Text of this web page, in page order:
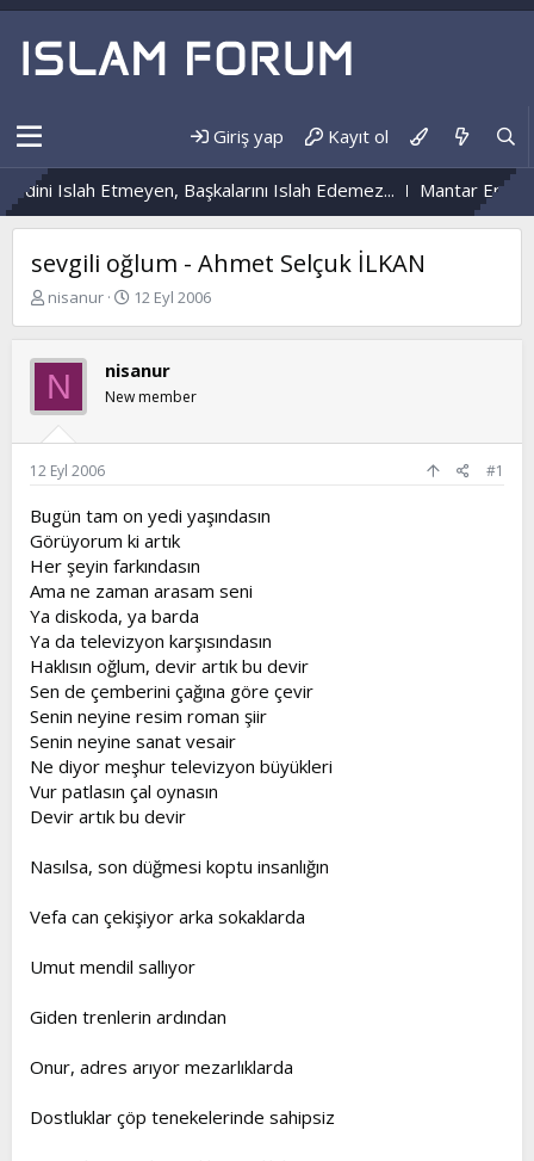
Giriş yap Kayıt ol
Islah Etmeyen, Başkalarını Islah Edemez... Mantar
sevgili oğlum - Ahmet Selçuk İLKAN
K
b
u
y
u
b
a
l
a
t
a
n
nisanur
B
a
n
ı
a
r
i
h
i
12 Eyl 2006
N nisanur
New member
12 Eyl 2006 #1
Bugün tam on yedi yaşındasın
Görüyorum ki artık
Her şeyin farkındasın
Ama ne zaman arasam seni
Ya diskoda, ya barda
Ya da televizyon karşısındasın
Haklısın oğlum, devir artık bu devir
Sen de çemberini çağına göre çevir
Senin neyine resim roman şiir
Senin neyine sanat vesair
Ne diyor meşhur televizyon büyükleri
Vur patlasın çal oynasın
Devir artık bu devir
Nasılsa, son düğmesi koptu insanlığın
Vefa can çekişiyor arka sokaklarda
Umut mendil sallıyor
Giden trenlerin ardından
Onur, adres arıyor mezarlıklarda
Dostluklar çöp tenekelerinde sahipsiz